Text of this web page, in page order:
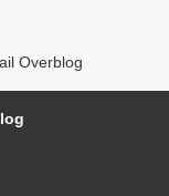
Overblog